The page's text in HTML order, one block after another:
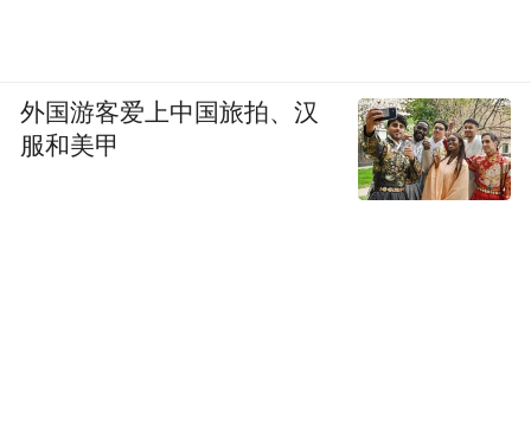
外国游客爱上中国旅拍、汉
服和美甲